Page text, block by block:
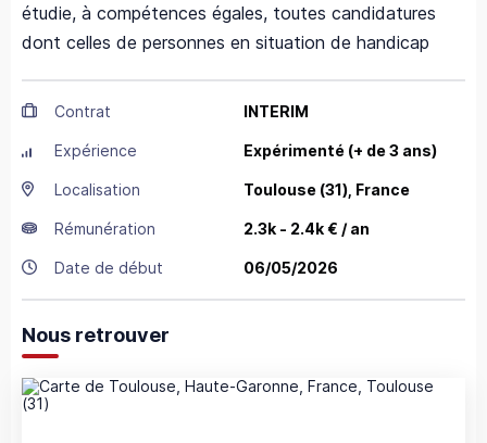
étudie, à compétences égales, toutes candidatures
dont celles de personnes en situation de handicap
Contrat INTERIM
Expérience Expérimenté (+ de 3 ans)
Localisation Toulouse (31), France
Rémunération 2.3k - 2.4k € / an
Date de début 06/05/2026
Nous retrouver